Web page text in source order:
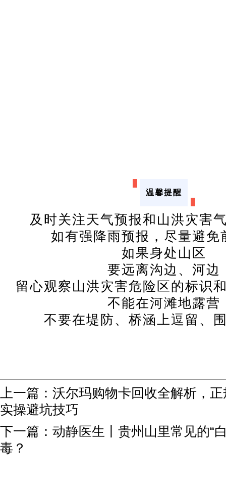
温馨提醒
及时关注天气预报和山洪灾害
如有强降雨预报，尽量避免
如果身处山区
要远离沟边、河边
留心观察山洪灾害危险区的标识
不能在河滩地露营
不要在堤防、桥涵上逗留、
上一篇： 沃尔玛购物卡回收‌全解析，
实操避坑技巧
下一篇： 动静医生丨贵州山里常见的“
毒？